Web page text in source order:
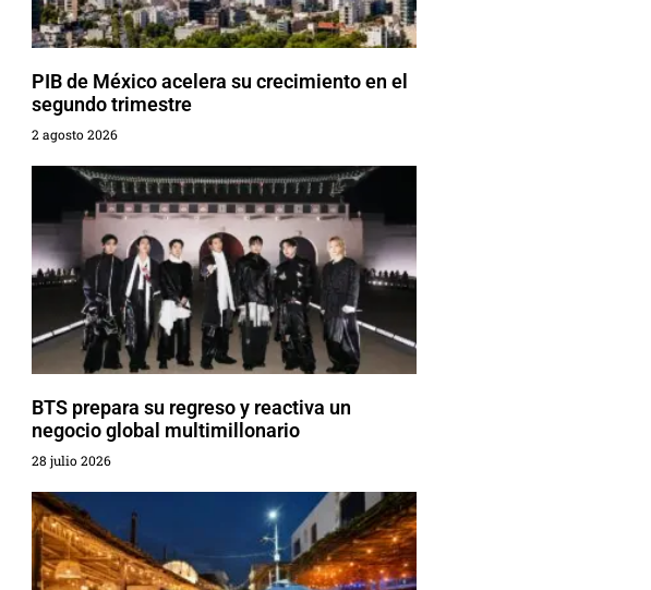
PIB de México acelera su crecimiento en el
segundo trimestre
2 agosto 2026
BTS prepara su regreso y reactiva un
negocio global multimillonario
28 julio 2026